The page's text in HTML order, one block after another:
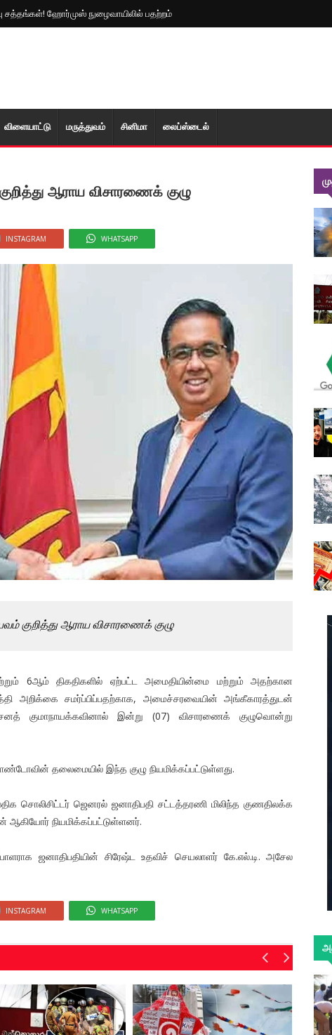
சத்தங்கள்! ஹோர்முஸ் நுழைவாயிலில் பதற்றம்
விளையாட்டு மரு‌த்துவ‌ம் சினிமா லைப்ஸ்டைல்
ஆராய விசாரணைக் குழு
INSTAGRAM WHATSAPP
குறித்து ஆராய விசாரணைக் குழு
6ஆம் திகதிகளில் ஏற்பட்ட அமைதியின்மை மற்றும் அதற்கான
அறிக்கை சமர்ப்பிப்பதற்காக, அமைச்சரவையின் அங்கீகாரத்துடன்
சனத் குமாநாயக்கவினால் இன்று (07) விசாரணைக் குழுவொன்று
தலைமையில் இந்த குழு நியமிக்கப்பட்டுள்ளது.
சொலிசிட்டர் ஜெனரல் ஜனாதிபதி சட்டத்தரணி மிலிந்த குணதிலக்க
நியமிக்கப்பட்டுள்ளனர்.
ஜனாதிபதியின் சிரேஷ்ட உதவிச் செயலாளர் கே.எல்.டி. அசேல
INSTAGRAM WHATSAPP